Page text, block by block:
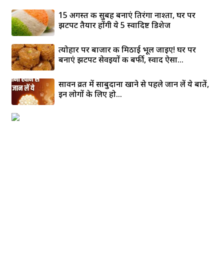
15 अगस्त की सुबह बनाएं तिरंगा नाश्ता, घर पर
झटपट तैयार होंगी ये 5 स्वादिष्ट डिशेज
त्योहार पर बाजार की मिठाई भूल जाइए! घर पर
बनाएं झटपट सेवइयों की बर्फी, स्वाद ऐसा...
सावन व्रत में साबुदाना खाने से पहले जान लें ये बातें,
इन लोगों के लिए हो...